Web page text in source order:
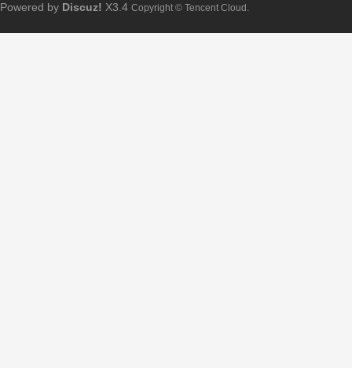
Powered by Discuz! X3.4 Copyright © Tencent Cloud.